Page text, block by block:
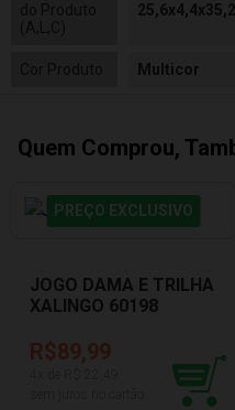
Multicor
Quem Comprou,
PREÇO EXCLUSIVO
JOGO DAMA E TRILHA
XALINGO 60198
R$89,99